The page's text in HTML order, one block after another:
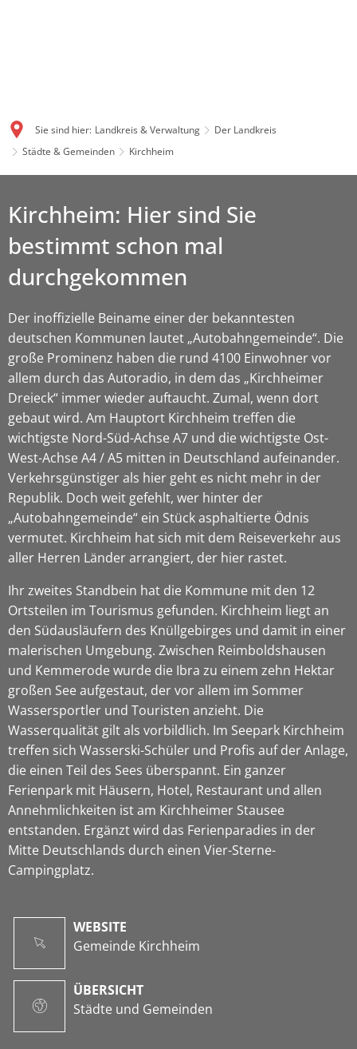
Sie sind hier: Landkreis & Verwaltung
Der Landkreis
Städte & Gemeinden
Kirchheim
Kirchheim: Hier sind Sie
bestimmt schon mal
durchgekommen
Der inoffizielle Beiname einer der bekanntesten
deutschen Kommunen lautet „Autobahngemeinde“. Die
große Prominenz haben die rund 4100 Einwohner vor
allem durch das Autoradio, in dem das „Kirchheimer
Dreieck“ immer wieder auftaucht. Zumal, wenn dort
gebaut wird. Am Hauptort Kirchheim treffen die
wichtigste Nord-Süd-Achse A7 und die wichtigste Ost-
West-Achse A4 / A5 mitten in Deutschland aufeinander.
Verkehrsgünstiger als hier geht es nicht mehr in der
Republik. Doch weit gefehlt, wer hinter der
„Autobahngemeinde“ ein Stück asphaltierte Ödnis
vermutet. Kirchheim hat sich mit dem Reiseverkehr aus
aller Herren Länder arrangiert, der hier rastet.
Ihr zweites Standbein hat die Kommune mit den 12
Ortsteilen im Tourismus gefunden. Kirchheim liegt an
den Südausläufern des Knüllgebirges und damit in einer
malerischen Umgebung. Zwischen Reimboldshausen
und Kemmerode wurde die Ibra zu einem zehn Hektar
großen See aufgestaut, der vor allem im Sommer
Wassersportler und Touristen anzieht. Die
Wasserqualität gilt als vorbildlich. Im Seepark Kirchheim
treffen sich Wasserski-Schüler und Profis auf der Anlage,
die einen Teil des Sees überspannt. Ein ganzer
Ferienpark mit Häusern, Hotel, Restaurant und allen
Annehmlichkeiten ist am Kirchheimer Stausee
entstanden. Ergänzt wird das Ferienparadies in der
Mitte Deutschlands durch einen Vier-Sterne-
Campingplatz.
WEBSITE
Gemeinde Kirchheim
ÜBERSICHT
Städte und Gemeinden